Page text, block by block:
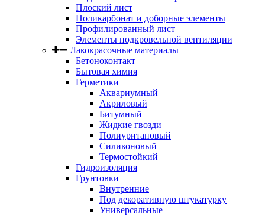
Плоский лист
Поликарбонат и доборные элементы
Профилированный лист
Элементы подкровельной вентиляции
Лакокрасочные материалы
Бетоноконтакт
Бытовая химия
Герметики
Аквариумный
Акриловый
Битумный
Жидкие гвозди
Полиуритановый
Силиконовый
Термостойкий
Гидроизоляция
Грунтовки
Внутренние
Под декоративную штукатурку
Универсальные